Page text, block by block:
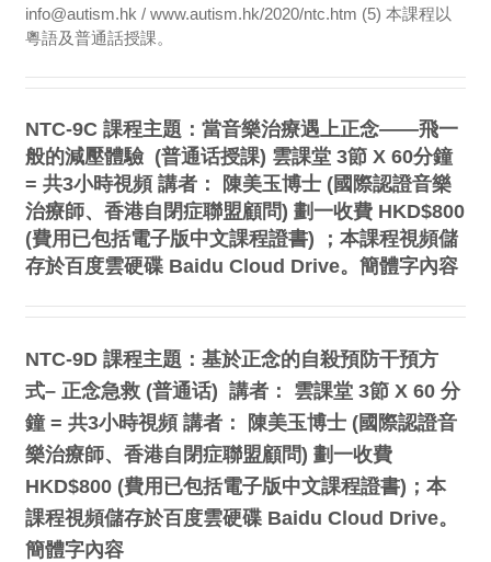
info@autism.hk / www.autism.hk/2020/ntc.htm (5) 本課程以
粵語及普通話授課。
NTC-9C 課程主題：當音樂治療遇上正念——飛一
般的減壓體驗 (普通话授課) 雲課堂 3節 X 60分鐘
= 共3小時視頻 講者： 陳美玉博士 (國際認證音樂
治療師、香港自閉症聯盟顧問) 劃一收費 HKD$800
(費用已包括電子版中文課程證書) ；本課程視頻儲
存於百度雲硬碟 Baidu Cloud Drive。簡體字內容
NTC-9D 課程主題：基於正念的自殺預防干預方
式– 正念急救 (普通话) 講者： 雲課堂 3節 X 60 分
鐘 = 共3小時視頻 講者： 陳美玉博士 (國際認證音
樂治療師、香港自閉症聯盟顧問) 劃一收費
HKD$800 (費用已包括電子版中文課程證書)；本
課程視頻儲存於百度雲硬碟 Baidu Cloud Drive。
簡體字內容